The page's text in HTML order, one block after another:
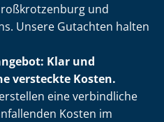
und
Unsere Gutachten halten
Klar und
versteckte Kosten.
eine verbindliche
Kosten im